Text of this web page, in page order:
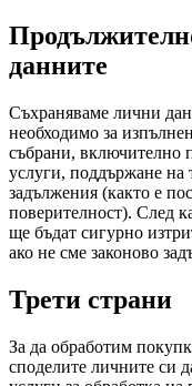
данните
Съхраняваме лични
необходимо за
събрани, включително
услуги, поддържане на
задължения (както е
поверителност). След
ще бъдат сигурно
ако не сме законово
Трети страни
За да обработим
споделите личните си